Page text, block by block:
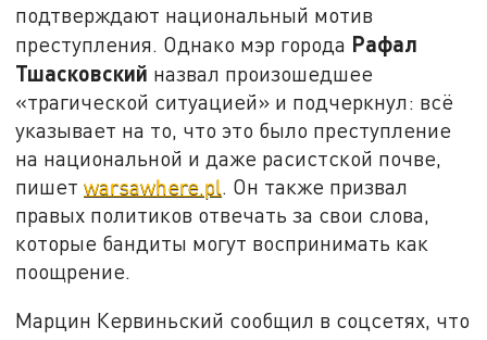
подтверждают национальный мотив
преступления. Однако мэр города Рафал
Тшасковский назвал произошедшее
«трагической ситуацией» и подчеркнул: всё
указывает на то, что это было преступление
на национальной и даже расистской почве,
пишетwarsawhere.pl . Он также призвал
правых политиков отвечать за свои слова,
которые бандиты могут воспринимать как
поощрение.
Марцин Кервиньский сообщил в соцсетях, что